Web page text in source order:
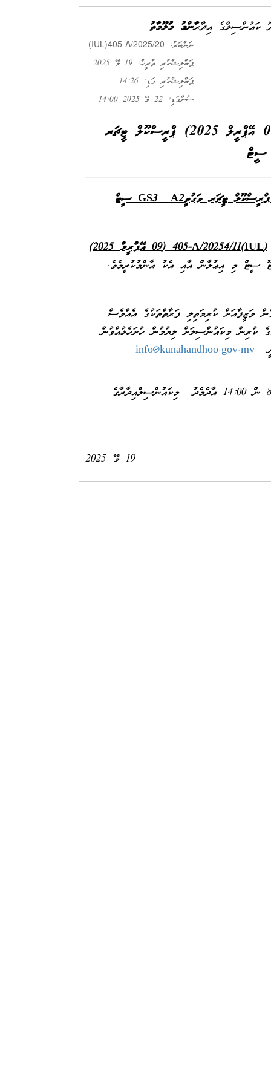
ޢާންމު މަޢުލޫމާތު
ނަންބަރު: (IUL)405-A/2025/20
ޕަބްލިޝްކުރި ތާރީޚް: 19 މޭ 2025
ޕަބްލިޝްކުރި ގަޑި: 14:26
ސުންގަޑި: 22 މޭ 2025 14:00
ކައުންސިލްގެ އިދާރާ
އިޢުލާން ނަމްބަރު (IUL)405-A/2025/11 (09 އޭޕްރީލް 2025) ޕްރީސްކޫލް ޓީޗަރ
GS3 A2 ސީޓް
(IUL)405-A/20254/11
(
09
އޭޕްރީލް 2025)
ސީޓް މި އިޢުލާން އާއި އެކު އާންމުކުރީމެވެ.
ފަރާތްތަކުގެ އެއްވެސް
ޝަކުވާއެއްވާނަމަ 22 މޭ 2025 ވަނަ ދުވަހުގެ މެންދުރުފަހު 14:00ގެ ކުރިން މިކައުންސިލަށް ލިޔުމުން ހުށަހެޅުއްވުން
info@kunahandhoo.gov.mv
އިތުރުމަޢުލޫމާތު ހޯއްދެވުމަށް ރަސްމީދުވަސްތަކުގެ ހެނދުނު 8:00 ން 14:00 އާދެމެދު މިކައުންސިލްއިދާރާގެ
19 މޭ 2025